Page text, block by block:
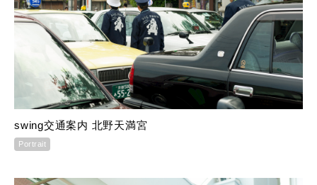
swing交通案内 北野天満宮
Portrait